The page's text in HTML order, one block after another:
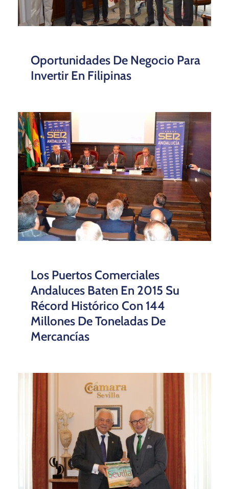
Oportunidades De Negocio Para
Invertir En Filipinas
Los Puertos Comerciales
Andaluces Baten En 2015 Su
Récord Histórico Con 144
Millones De Toneladas De
Mercancías